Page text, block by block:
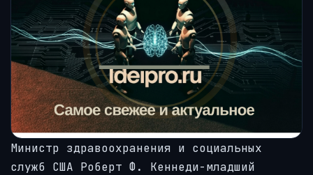
Министр здравоохранения и социальных
служб США Роберт Ф. Кеннеди-младший